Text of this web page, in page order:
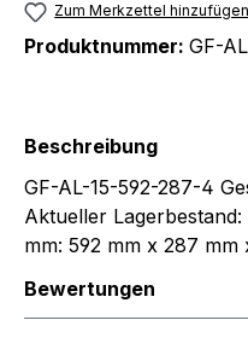
Zum Merkzettel hinzufügen
Produktnummer: GF-
Beschreibung
GF-AL-15-592-287-4
Aktueller
mm: 592 mm x 287 mm
Bewertungen